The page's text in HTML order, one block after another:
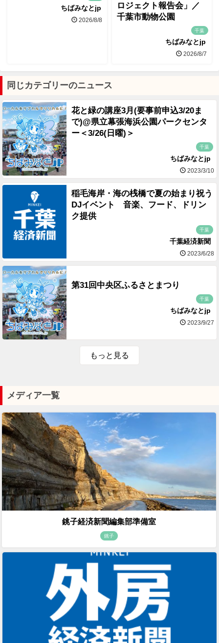
ちばみなとjp
2026/8/8
ロジェクト報告会」／
千葉市動物公園
千葉
ちばみなとjp
2026/8/7
同じカテゴリーのニュース
花と緑の講座3月(要事前申込3/20ま
で)@県立幕張海浜公園パークセンタ
ー＜3/26(日曜)＞
千葉
ちばみなとjp
2023/3/10
稲毛海岸・海の桟橋で夏の始まり祝う
DJイベント 音楽、フード、ドリン
ク提供
千葉
千葉経済新聞
2023/6/28
第31回中央区ふるさとまつり
千葉
ちばみなとjp
2023/9/27
もっと見る
メディア一覧
銚子経済新聞編集部準備室
銚子